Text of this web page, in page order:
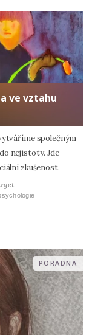
ve vztahu
společným
nejistoty. Jde
zkušenost.
PORADNA